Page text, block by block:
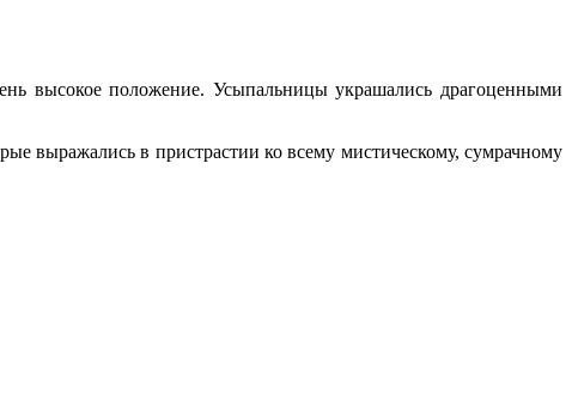
высокое положение. Усыпальницы украшались драгоценными
выражались в пристрастии ко всему мистическому, сумрачному